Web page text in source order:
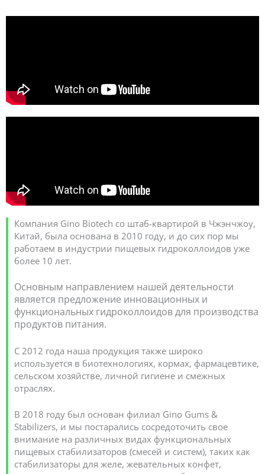
Компания Gino Biotech со штаб-квартирой в Чжэнчжоу,
Китай, была основана в 2010 году, и до сих пор мы
работаем в индустрии пищевых гидроколлоидов уже
более 10 лет.
Основным направлением нашей деятельности
является предложение инновационных и
функциональных гидроколлоидов для производства
продуктов питания.
С 2012 года наша продукция также широко
используется в биотехнологиях, кормах, фармацевтике,
сельском хозяйстве, личной гигиене и смежных
отраслях.
В 2018 году был основан филиал Gino Gums &
Stabilizers, и мы постарались сосредоточить свое
внимание на различных видах функциональных
пищевых стабилизаторов (смесей и систем), таких как
стабилизаторы для желе, жевательных конфет,